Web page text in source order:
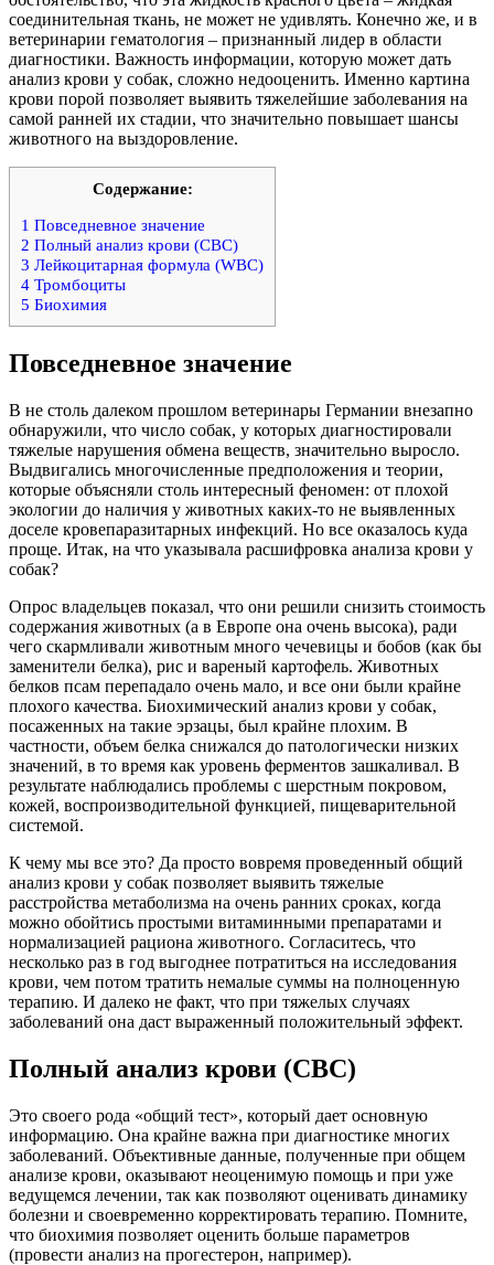
соединительная ткань, не может не удивлять. Конечно же, и в
ветеринарии гематология – признанный лидер в области
диагностики. Важность информации, которую может дать
анализ крови у собак, сложно недооценить. Именно картина
крови порой позволяет выявить тяжелейшие заболевания на
самой ранней их стадии, что значительно повышает шансы
животного на выздоровление.
Содержание:
1 Повседневное значение
2 Полный анализ крови (CBC)
3 Лейкоцитарная формула (WBC)
4 Тромбоциты
5 Биохимия
Повседневное значение
В не столь далеком прошлом ветеринары Германии внезапно
обнаружили, что число собак, у которых диагностировали
тяжелые нарушения обмена веществ, значительно выросло.
Выдвигались многочисленные предположения и теории,
которые объясняли столь интересный феномен: от плохой
экологии до наличия у животных каких-то не выявленных
доселе кровепаразитарных инфекций. Но все оказалось куда
проще. Итак, на что указывала расшифровка анализа крови у
собак?
Опрос владельцев показал, что они решили снизить стоимость
содержания животных (а в Европе она очень высока), ради
чего скармливали животным много чечевицы и бобов (как бы
заменители белка), рис и вареный картофель. Животных
белков псам перепадало очень мало, и все они были крайне
плохого качества. Биохимический анализ крови у собак,
посаженных на такие эрзацы, был крайне плохим. В
частности, объем белка снижался до патологически низких
значений, в то время как уровень ферментов зашкаливал. В
результате наблюдались проблемы с шерстным покровом,
кожей, воспроизводительной функцией, пищеварительной
системой.
К чему мы все это? Да просто вовремя проведенный общий
анализ крови у собак позволяет выявить тяжелые
расстройства метаболизма на очень ранних сроках, когда
можно обойтись простыми витаминными препаратами и
нормализацией рациона животного. Согласитесь, что
несколько раз в год выгоднее потратиться на исследования
крови, чем потом тратить немалые суммы на полноценную
терапию. И далеко не факт, что при тяжелых случаях
заболеваний она даст выраженный положительный эффект.
Полный анализ крови (CBC)
Это своего рода «общий тест», который дает основную
информацию. Она крайне важна при диагностике многих
заболеваний. Объективные данные, полученные при общем
анализе крови, оказывают неоценимую помощь и при уже
ведущемся лечении, так как позволяют оценивать динамику
болезни и своевременно корректировать терапию. Помните,
что биохимия позволяет оценить больше параметров
(провести анализ на прогестерон, например).